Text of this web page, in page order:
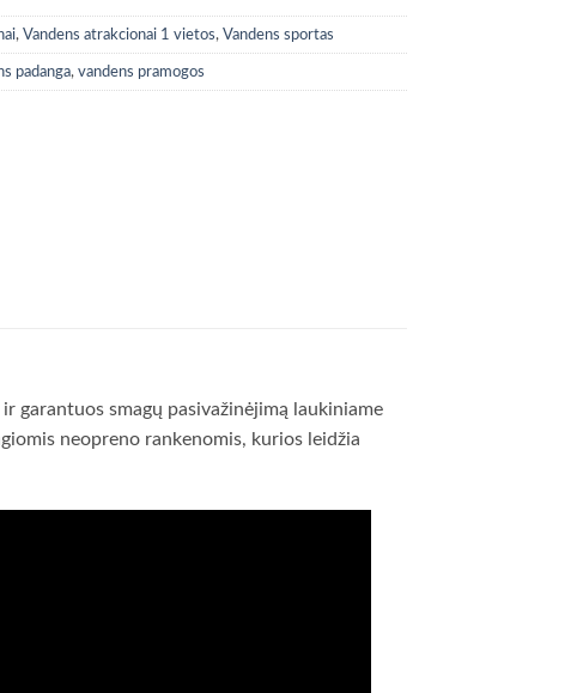
, Vandens atrakcionai 1 vietos, Vandens sportas
padanga, vandens pramogos
garantuos smagų pasivažinėjimą laukiniame
neopreno rankenomis, kurios leidžia